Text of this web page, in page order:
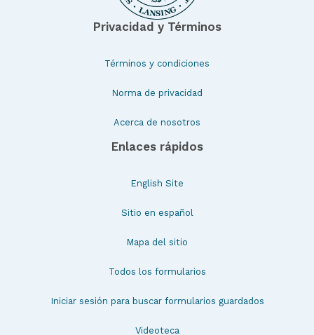
Privacidad y Términos
Términos y condiciones
Norma de privacidad
Acerca de nosotros
Enlaces rápidos
English Site
Sitio en español
Mapa del sitio
Todos los formularios
Iniciar sesión para buscar formularios guardados
Videoteca